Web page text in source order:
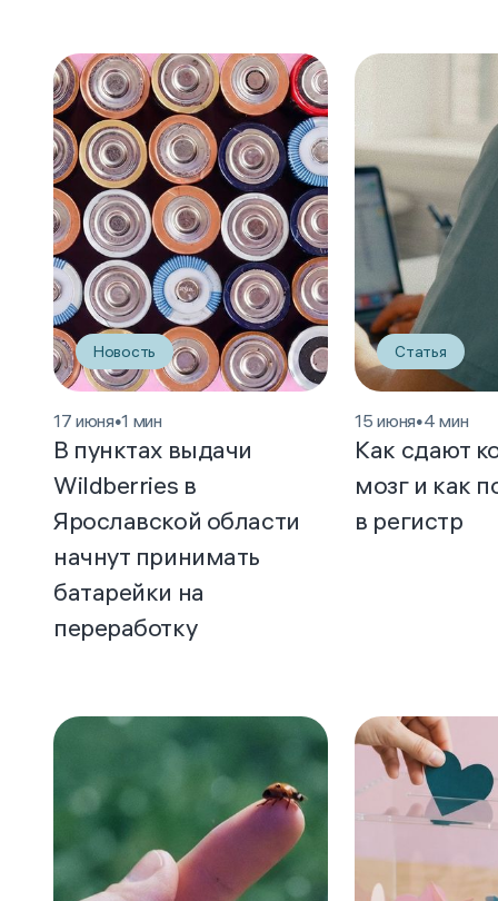
Новость
17 июня•1 мин
В пунктах выдачи
Wildberries в
Ярославской области
начнут принимать
батарейки на
переработку
Статья
15 июня•4 мин
Как сдают
мозг и как
в регистр